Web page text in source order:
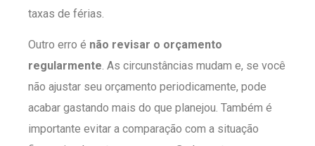
taxas de férias.
Outro erro é não revisar o orçamento
regularmente. As circunstâncias mudam e, se você
não ajustar seu orçamento periodicamente, pode
acabar gastando mais do que planejou. Também é
importante evitar a comparação com a situação